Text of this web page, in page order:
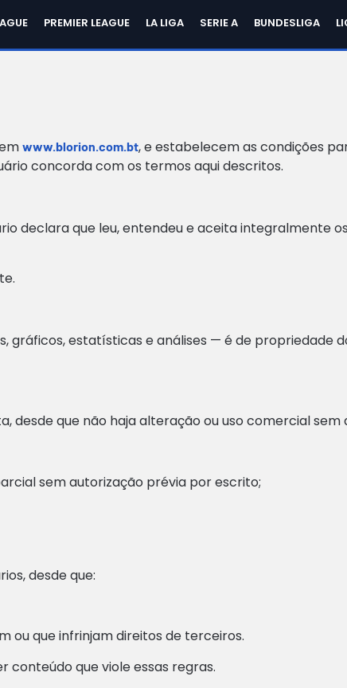
PREMIER LEAGUE LA LIGA SERIE A BUNDESLIGA
www.blorion.com.bt, e estabelecem as condições
concorda com os termos aqui descritos.
declara que leu, entendeu e aceita integralmente
gráficos, estatísticas e análises — é de propriedade
que não haja alteração ou uso comercial sem
sem autorização prévia por escrito;
desde que:
ou que infrinjam direitos de terceiros.
conteúdo que viole essas regras.